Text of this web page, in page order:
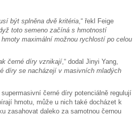
být splněna dvě kritéria,“ řekl Feige
toto semeno začíná s hmotností
maximální možnou rychlostí po celou
černé díry vznikají,“ dodal Jinyi Yang,
díry se nacházejí v masivních mladých
černé díry potenciálně regulují
hmotu, může u nich také docházet k
zasahovat daleko za samotnou černou